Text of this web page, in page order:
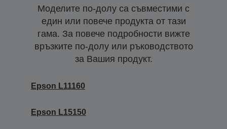
Моделите по-долу са съвместими с
един или повече продукта от тази
гама. За повече подробности вижте
връзките по-долу или ръководството
за Вашия продукт.
Epson L11160
Epson L15150